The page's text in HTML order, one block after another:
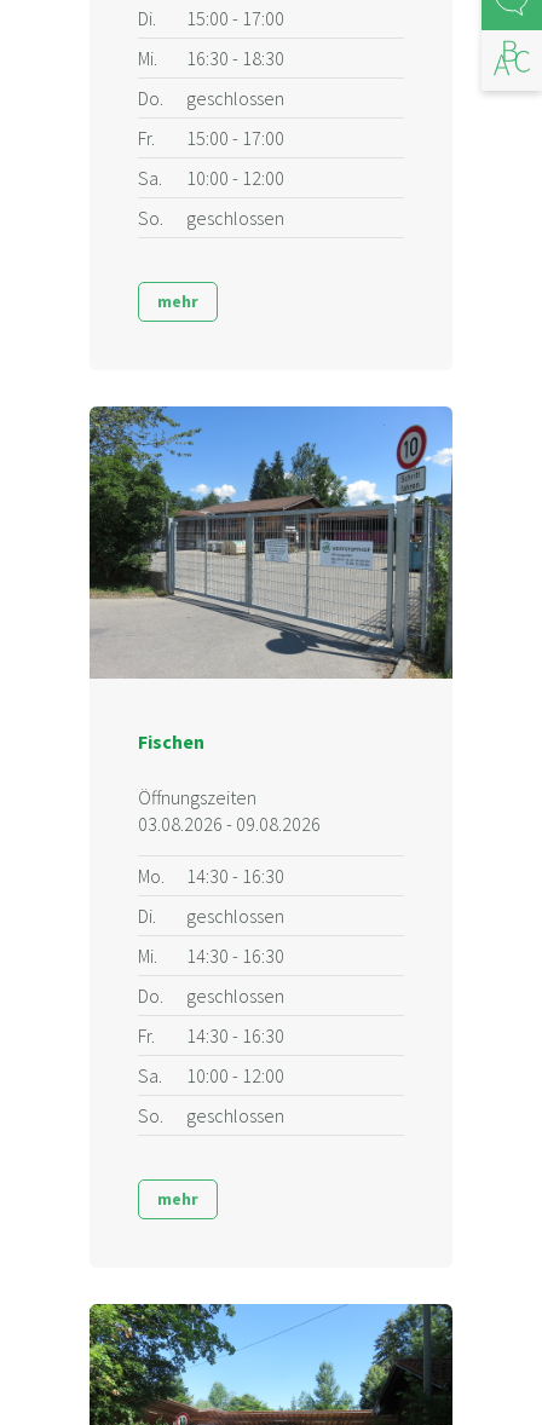
Di.
15:00 - 17:00
Mi.
16:30 - 18:30
Do.
geschlossen
Fr.
15:00 - 17:00
Sa.
10:00 - 12:00
So.
geschlossen
mehr
Fischen
Öffnungszeiten
03.08.2026 - 09.08.2026
Mo.
14:30 - 16:30
Di.
geschlossen
Mi.
14:30 - 16:30
Do.
geschlossen
Fr.
14:30 - 16:30
Sa.
10:00 - 12:00
So.
geschlossen
mehr